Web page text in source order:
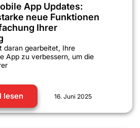
App Updates:
neue Funktionen
Ihrer
daran gearbeitet, Ihre
App zu verbessern, um die
lesen 16. Juni 2025